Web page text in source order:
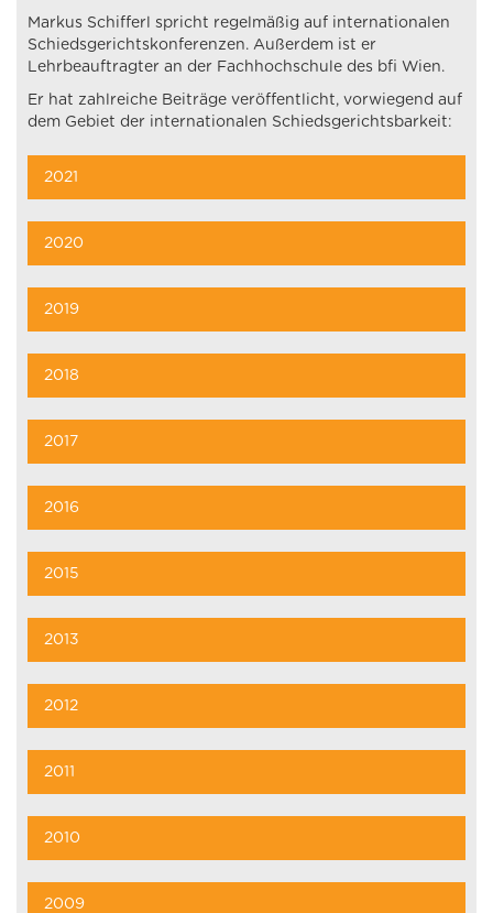
Markus Schifferl spricht regelmäßig auf internationalen
Schiedsgerichtskonferenzen. Außerdem ist er
Lehrbeauftragter an der Fachhochschule des bfi Wien.
Er hat zahlreiche Beiträge veröffentlicht, vorwiegend auf
dem Gebiet der internationalen Schiedsgerichtsbarkeit:
2021
2020
2019
2018
2017
2016
2015
2013
2012
2011
2010
2009